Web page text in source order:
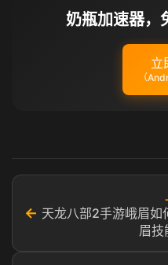
奶瓶加速器，
立
（
← 天龙八部2手游峨眉如
眉技